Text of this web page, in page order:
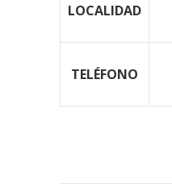
LOCALIDAD
TELÉFONO